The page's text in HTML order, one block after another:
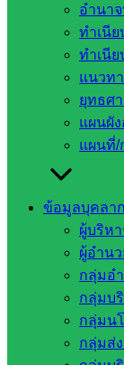
อำนา
ทำเนี
ทำเนี
แนวท
ยุทธศ
แผนผั
แผนที่/
ข้อมูลบุคลา
ผู้บริหา
ผู้อำน
กลุ่มอ
กลุ่มบ
กลุ่มน
กลุ่มส่
ติดตามการ
กุมภาพันธ์ 20,
จัดการศึกษา
วันพฤหัสที่ ๑๖ กุม
หน้าที่ฯ ลงพื้นที่เยี่
โรงเรียนบ้านด่าน
ครั้งที่ ๑ เมื่อวันที่
นักเรียนกลับมาเ
ให้กำลังใจนักเรีย